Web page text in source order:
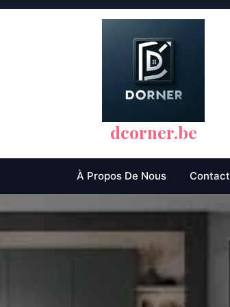
dcorner.be
À Propos De Nous Contact